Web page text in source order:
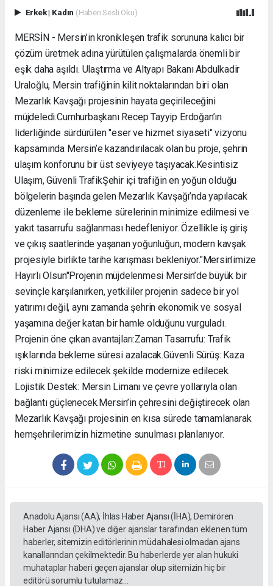
Erkek| Kadın (Haberi Sesli Oku)
MERSİN - Mersin’in kronikleşen trafik sorununa kalıcı bir
çözüm üretmek adına yürütülen çalışmalarda önemli bir
eşik daha aşıldı. Ulaştırma ve Altyapı Bakanı Abdulkadir
Uraloğlu, Mersin trafiğinin kilit noktalarından biri olan
Mezarlık Kavşağı projesinin hayata geçirileceğini
müjdeledi. ​Cumhurbaşkanı Recep Tayyip Erdoğan’ın
liderliğinde sürdürülen "eser ve hizmet siyaseti" vizyonu
kapsamında Mersin’e kazandırılacak olan bu proje, şehrin
ulaşım konforunu bir üst seviyeye taşıyacak. ​Kesintisiz
Ulaşım, Güvenli Trafik ​Şehir içi trafiğin en yoğun olduğu
bölgelerin başında gelen Mezarlık Kavşağı’nda yapılacak
düzenleme ile bekleme sürelerinin minimize edilmesi ve
yakıt tasarrufu sağlanması hedefleniyor. Özellikle iş giriş
ve çıkış saatlerinde yaşanan yoğunluğun, modern kavşak
projesiyle birlikte tarihe karışması bekleniyor. ​"Mersin’imize
Hayırlı Olsun" ​Projenin müjdelenmesi Mersin’de büyük bir
sevinçle karşılanırken, yetkililer projenin sadece bir yol
yatırımı değil, aynı zamanda şehrin ekonomik ve sosyal
yaşamına değer katan bir hamle olduğunu vurguladı. ​
Projenin öne çıkan avantajları: ​Zaman Tasarrufu: Trafik
ışıklarında bekleme süresi azalacak. ​Güvenli Sürüş: Kaza
riski minimize edilecek şekilde modernize edilecek. ​
Lojistik Destek: Mersin Limanı ve çevre yollarıyla olan
bağlantı güçlenecek. ​Mersin’in çehresini değiştirecek olan
Mezarlık Kavşağı projesinin en kısa sürede tamamlanarak
hemşehrilerimizin hizmetine sunulması planlanıyor.
Anadolu Ajansı (AA), İhlas Haber Ajansı (İHA), Demirören
Haber Ajansı (DHA) ve diğer ajanslar tarafından eklenen tüm
haberler, sitemizin editörlerinin müdahalesi olmadan ajans
kanallarından çekilmektedir. Bu haberlerde yer alan hukuki
muhataplar haberi geçen ajanslar olup sitemizin hiç bir
editörü sorumlu tutulamaz...